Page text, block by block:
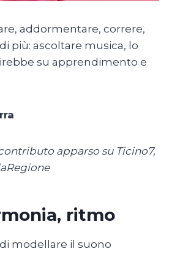
addormentare, correre,
più: ascoltare musica, lo
su apprendimento e
apparso su Ticino7,
ritmo
modellare il suono